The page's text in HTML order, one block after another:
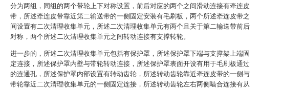
分为两组，同组的两个带轮上下对称设置，前后对应的两个之间滑动连接有牵连皮
带，所述牵连皮带靠近第二输送带的一侧固定安装有毛刷板，两个所述牵连皮带之
间设置有二次清理收集单元，所述二次清理收集单元有两个且关于第二输送带前后
对称，两个所述二次清理收集单元之间转动连接有支撑转轮。
进一步的，所述二次清理收集单元包括有保护罩，所述保护罩下端与支撑架上端固
定连接，所述保护罩内壁与带轮转动连接，所述保护罩表面开设有用于毛刷板通过
的连通孔，所述保护罩内部设置有转动齿轮，所述转动齿轮靠近牵连皮带的一侧与
带轮靠近二次清理收集单元的一侧固定连接，所述转动齿轮左右两侧啮合连接有从